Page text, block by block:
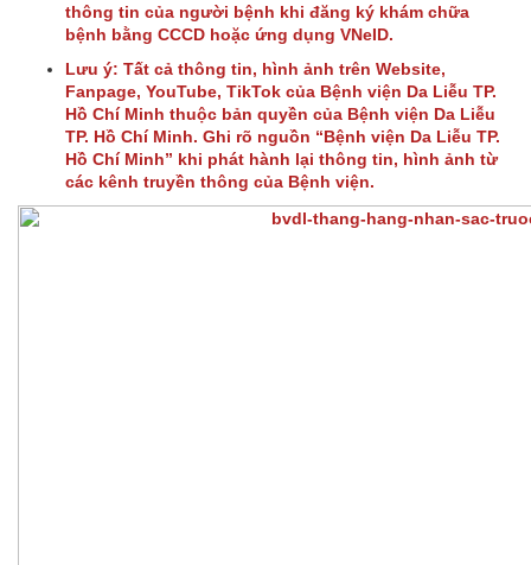
thông tin của người bệnh khi đăng ký khám chữa
bệnh bằng CCCD hoặc ứng dụng VNeID.
Lưu ý: Tất cả thông tin, hình ảnh trên Website,
Fanpage, YouTube, TikTok của Bệnh viện Da Liễu TP.
Hồ Chí Minh thuộc bản quyền của Bệnh viện Da Liễu
TP. Hồ Chí Minh. Ghi rõ nguồn “Bệnh viện Da Liễu TP.
Hồ Chí Minh” khi phát hành lại thông tin, hình ảnh từ
các kênh truyền thông của Bệnh viện.